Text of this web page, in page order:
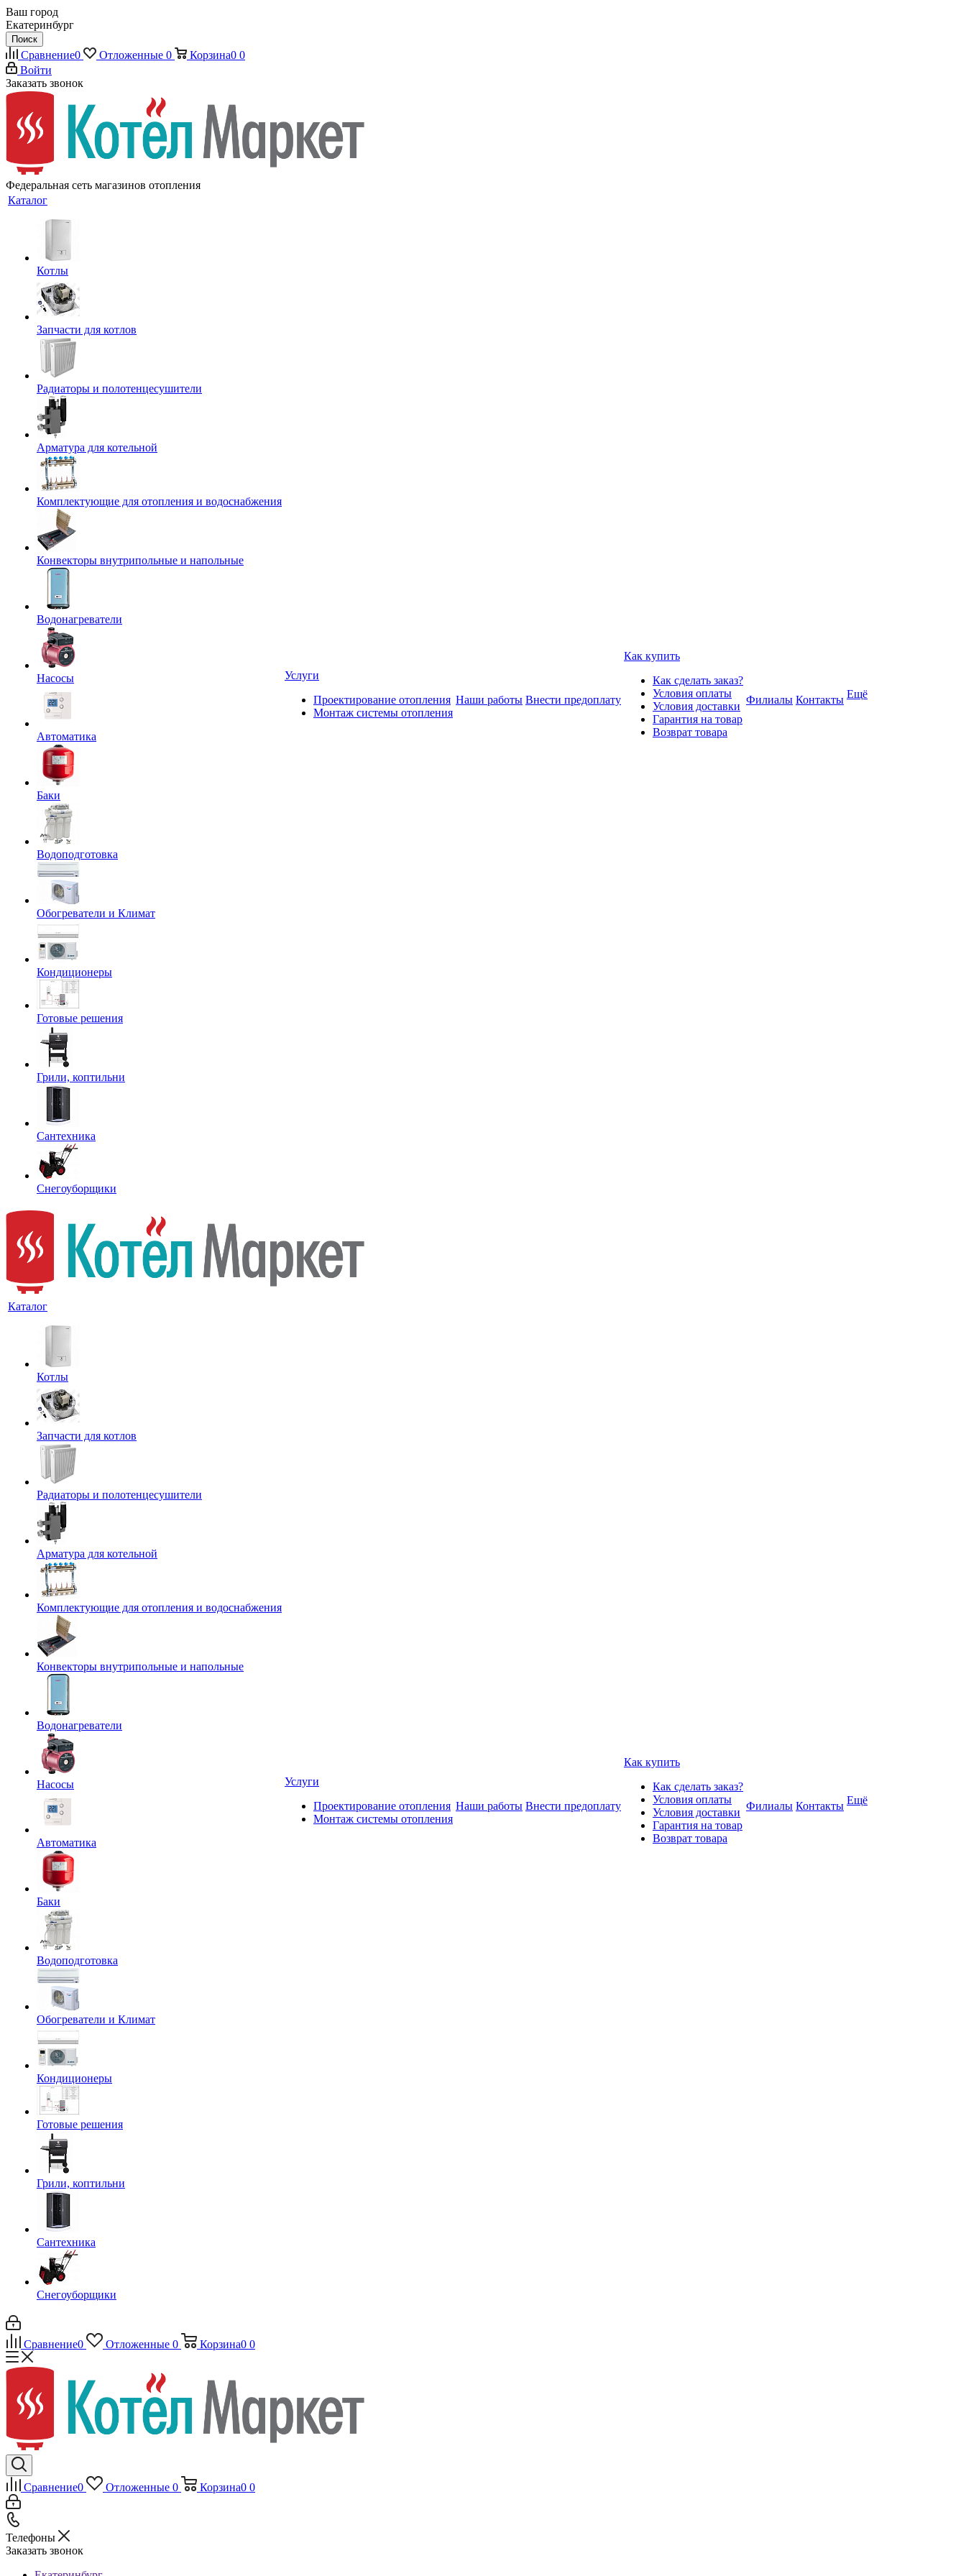
Ваш город
Екатеринбург
Поиск
Сравнение0 Отложенные 0 Корзина0 0
Войти
Заказать звонок
Федеральная сеть магазинов отопления
Каталог
Котлы
Запчасти для котлов
Радиаторы и полотенцесушители
Арматура для котельной
Комплектующие для отопления и водоснабжения
Конвекторы внутрипольные и напольные
Водонагреватели
Насосы
Автоматика
Баки
Водоподготовка
Обогреватели и Климат
Кондиционеры
Готовые решения
Грили, коптильни
Сантехника
Снегоуборщики
Услуги
Проектирование отопления
Монтаж системы отопления
Наши работы Внести предоплату
Как купить
Как сделать заказ?
Условия оплаты
Условия доставки
Гарантия на товар
Возврат товара
Филиалы Контакты Ещё
Каталог
Котлы
Запчасти для котлов
Радиаторы и полотенцесушители
Арматура для котельной
Комплектующие для отопления и водоснабжения
Конвекторы внутрипольные и напольные
Водонагреватели
Насосы
Автоматика
Баки
Водоподготовка
Обогреватели и Климат
Кондиционеры
Готовые решения
Грили, коптильни
Сантехника
Снегоуборщики
Услуги
Проектирование отопления
Монтаж системы отопления
Наши работы Внести предоплату
Как купить
Как сделать заказ?
Условия оплаты
Условия доставки
Гарантия на товар
Возврат товара
Филиалы Контакты Ещё
Сравнение0 Отложенные 0 Корзина0 0
Сравнение0 Отложенные 0 Корзина0 0
Телефоны
Заказать звонок